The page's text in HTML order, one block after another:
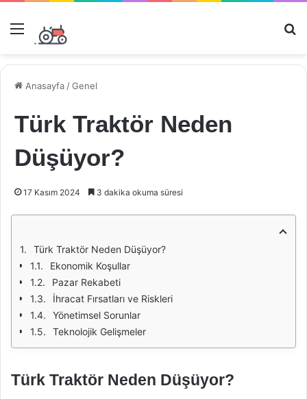
Menü
Anasayfa /Genel
Türk Traktör Neden
Düşüyor?
17 Kasım 2024 3 dakika okuma süresi
Türk Traktör Neden Düşüyor?
Ekonomik Koşullar
Pazar Rekabeti
İhracat Fırsatları ve Riskleri
Yönetimsel Sorunlar
Teknolojik Gelişmeler
Türk Traktör Neden Düşüyor?